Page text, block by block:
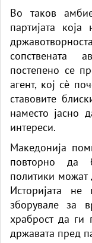
Во таков
партијата
сопствената
постепено се
агент, кој сè
ставовите
наместо јасно
интереси.
Македонија
повторно да
политики можат
Историјата
зборувале за
храброст да ги
државата пред